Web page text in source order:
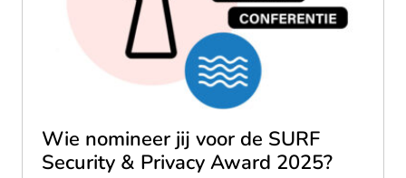
Wie nomineer jij voor de SURF
Security & Privacy Award 2025?